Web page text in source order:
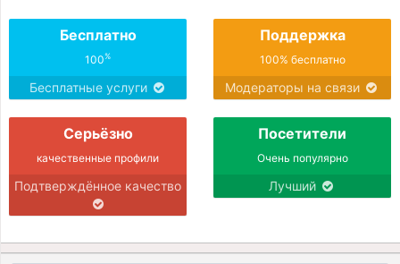
Бесплатно
100%
Бесплатные услуги
Поддержка
100% бесплатно
Модераторы на связи
Серьёзно
качественные профили
Подтверждённое качество
Посетители
Очень популярно
Лучший